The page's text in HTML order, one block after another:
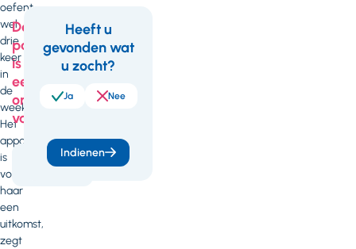
oefent
wel
drie
keer
in
de
week.
Het
apparaat
is
voor
haar
een
uitkomst,
zegt
Deze
pagina
is
een
onderdeel
van
Digitaal
onbeperkt
Feedback
Heeft u
gevonden wat
u zocht?
Ja Nee
Indienen